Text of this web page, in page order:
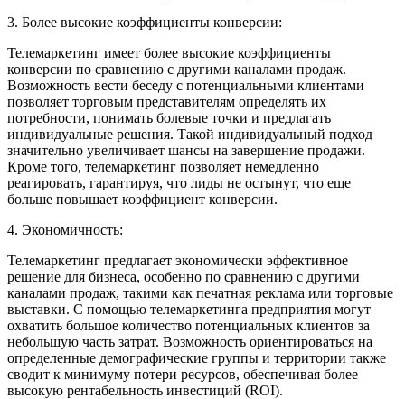
3. Более высокие коэффициенты конверсии:
Телемаркетинг имеет более высокие коэффициенты
конверсии по сравнению с другими каналами продаж.
Возможность вести беседу с потенциальными клиентами
позволяет торговым представителям определять их
потребности, понимать болевые точки и предлагать
индивидуальные решения. Такой индивидуальный подход
значительно увеличивает шансы на завершение продажи.
Кроме того, телемаркетинг позволяет немедленно
реагировать, гарантируя, что лиды не остынут, что еще
больше повышает коэффициент конверсии.
4. Экономичность:
Телемаркетинг предлагает экономически эффективное
решение для бизнеса, особенно по сравнению с другими
каналами продаж, такими как печатная реклама или торговые
выставки. С помощью телемаркетинга предприятия могут
охватить большое количество потенциальных клиентов за
небольшую часть затрат. Возможность ориентироваться на
определенные демографические группы и территории также
сводит к минимуму потери ресурсов, обеспечивая более
высокую рентабельность инвестиций (ROI).